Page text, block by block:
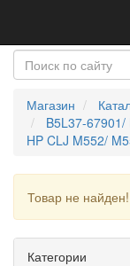
Магазин
B5L37-67901/
HP CLJ M552/
Товар не найден!
Категории